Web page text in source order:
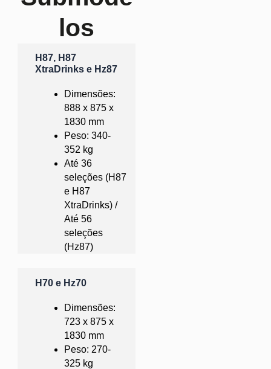
los
H87, H87
XtraDrinks e Hz87
Dimensões:
888 x 875 x
1830 mm
Peso: 340-
352 kg
Até 36
seleções (H87
e H87
XtraDrinks) /
Até 56
seleções
(Hz87)
H70 e Hz70
Dimensões:
723 x 875 x
1830 mm
Peso: 270-
325 kg